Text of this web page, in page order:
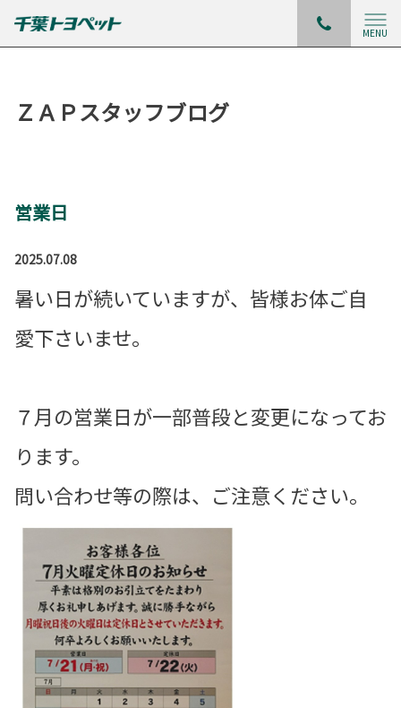
MENU
ＺＡＰスタッフブログ
営業日
2025.07.08
暑い日が続いていますが、皆様お体ご自
愛下さいませ。
７月の営業日が一部普段と変更になってお
ります。
問い合わせ等の際は、ご注意ください。